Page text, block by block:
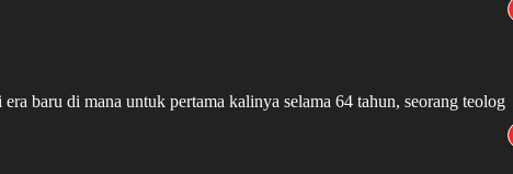
baru di mana untuk pertama kalinya selama 64 tahun, seorang teolog